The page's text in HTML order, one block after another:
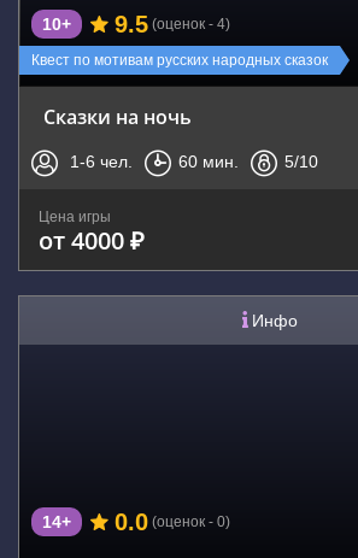
Квест по мотивам русских народных сказок
10+ 9.5 (оценок - 4)
Сказки на ночь
1-6 чел. 60 мин. 5/10
Цена игры
от 4000 ₽
Инфо
14+ 0.0 (оценок - 0)